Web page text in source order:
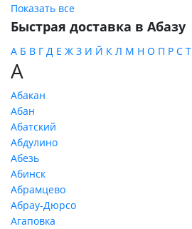
Показать все
Быстрая доставка в Абазу
А Б В Г Д Е Ж З И Й К Л М Н О П Р С Т
А
Абакан
Абан
Абатский
Абдулино
Абезь
Абинск
Абрамцево
Абрау-Дюрсо
Агаповка